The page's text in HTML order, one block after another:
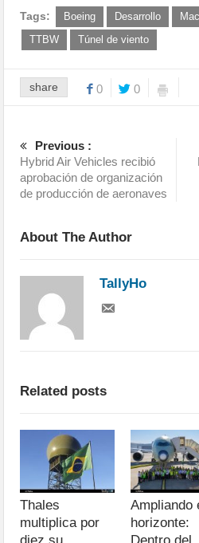
Tags: Boeing Desarrollo
TTBW
Túnel de viento
share 0 0
Previous :
Hybrid Air Vehicles recibió
aprobación de organización
de producción de aeronaves
About The Author
TallyHo
Related posts
Thales
multiplica por
diez su
Ampliando
horizonte:
Dentro del